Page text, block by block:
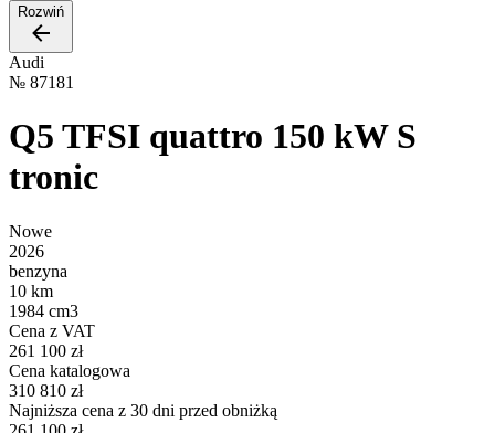
Rozwiń
Audi
№ 87181
Q5 TFSI quattro 150 kW S
tronic
Nowe
2026
benzyna
10 km
1984 cm3
Cena z VAT
261 100 zł
Cena katalogowa
310 810 zł
Najniższa cena z 30 dni przed obniżką